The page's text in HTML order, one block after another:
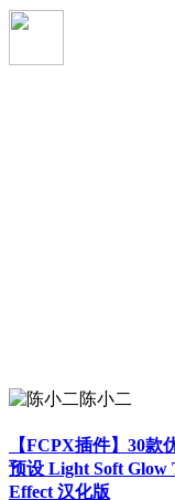
陈小二
【FCPX插件】30
预设 Light Soft Glow
Effect 汉化版